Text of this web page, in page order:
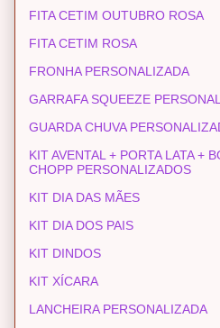
FITA CETIM OUTUBRO ROSA
FITA CETIM ROSA
FRONHA PERSONALIZADA
GARRAFA SQUEEZE
GUARDA CHUVA
KIT AVENTAL + PORTA LATA +
CHOPP PERSONALIZADOS
KIT DIA DAS MÃES
KIT DIA DOS PAIS
KIT DINDOS
KIT XÍCARA
LANCHEIRA PERSONALIZADA